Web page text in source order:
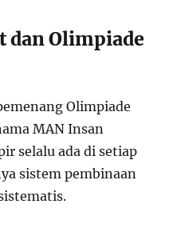
dan Olimpiade
Olimpiade
MAN Insan
selalu ada di setiap
sistem pembinaan